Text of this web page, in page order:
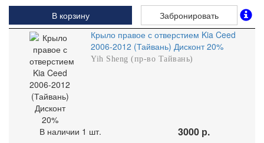
В корзину
Забронировать
Крыло правое с отверстием Kia Ceed
2006-2012 (Тайвань) Дисконт 20%
Yih Sheng (пр-во Тайвань)
В наличии 1 шт. 3000 р.